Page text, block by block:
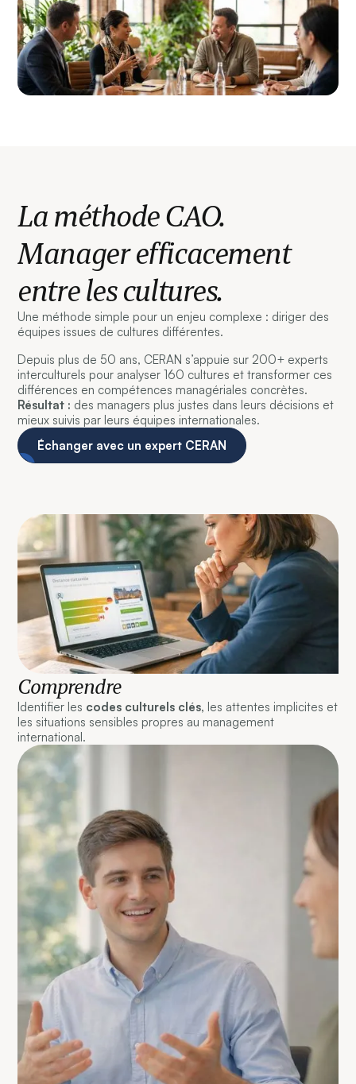
La méthode CAO.
Manager efficacement
entre les cultures.
Une méthode simple pour un enjeu complexe : diriger des
équipes issues de cultures différentes.
Depuis plus de 50 ans, CERAN s’appuie sur 200+ experts
interculturels pour analyser 160 cultures et transformer ces
différences en compétences managériales concrètes.
Résultat : des managers plus justes dans leurs décisions et
mieux suivis par leurs équipes internationales.
Échanger avec un expert CERAN
Comprendre
Identifier les codes culturels clés, les attentes implicites et
les situations sensibles propres au management
international.